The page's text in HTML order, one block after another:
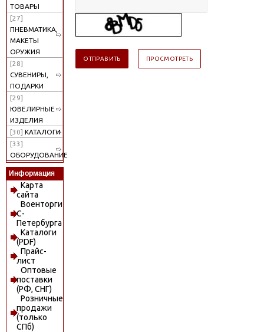
ТОВАРЫ
[27]
ПНЕВМАТИКА,
МАКЕТЫ
ОРУЖИЯ
[28]
СУВЕНИРЫ,
ПОДАРКИ
[29]
ЮВЕЛИРНЫЕ
ИЗДЕЛИЯ
[30] КАТАЛОГИ
[33]
ОБОРУДОВАНИЕ
Информация
Карта
сайта
Военторги
С-
Петербурга
Каталоги
(PDF)
Прайс-
лист
Оптовые
поставки
(РФ, СНГ)
Розничные
продажи
(только
СПб)